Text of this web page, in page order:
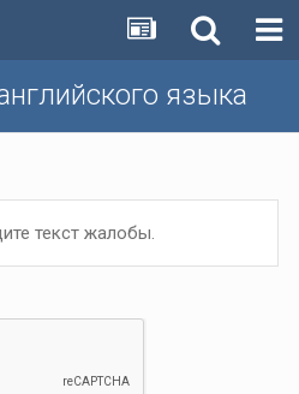
языка
текст жалобы.